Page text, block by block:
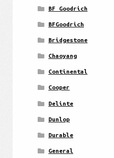
BF Goodrich
BFGoodrich
Bridgestone
Chaoyang
Continental
Cooper
Delinte
Dunlop
Durable
General